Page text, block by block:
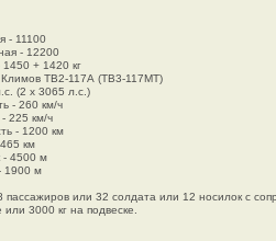
- 11100
- 12200
+ 1420 кг
Климов ТВ2-117А (ТВ3-117МТ)
(2 х 3065 л.с.)
- 260 км/ч
- 225 км/ч
- 1200 км
км
- 4500 м
1900 м
пассажиров или 32 солдата или 12 носилок с
или 3000 кг на подвеске.